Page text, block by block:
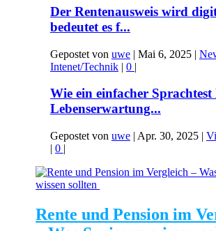
Der Rentenausweis wird
bedeutet es f...
Gepostet von uwe| Mai 6, 2025|
Intenet/Technik| 0 |
Wie ein einfacher Sprachtest
Lebenserwartung...
Gepostet von uwe| Apr. 30, 2025|
| 0 |
Rente und Pension im